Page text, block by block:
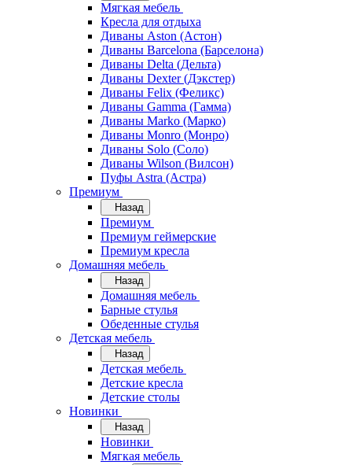
Мягкая мебель
Кресла для отдыха
Диваны Aston (Астон)
Диваны Barcelona (Барселона)
Диваны Delta (Дельта)
Диваны Dexter (Дэкстер)
Диваны Felix (Феликс)
Диваны Gamma (Гамма)
Диваны Marko (Марко)
Диваны Monro (Монро)
Диваны Solo (Соло)
Диваны Wilson (Вилсон)
Пуфы Astra (Астра)
Премиум
Назад
Премиум
Премиум геймерские
Премиум кресла
Домашняя мебель
Назад
Домашняя мебель
Барные стулья
Обеденные стулья
Детская мебель
Назад
Детская мебель
Детские кресла
Детские столы
Новинки
Назад
Новинки
Мягкая мебель